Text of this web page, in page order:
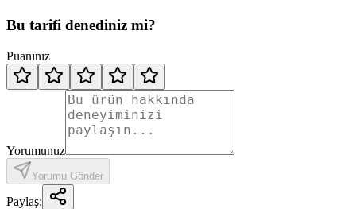
Bu tarifi denediniz mi?
Puanınız
Yorumunuz
Yorumu Gönder
Paylaş: